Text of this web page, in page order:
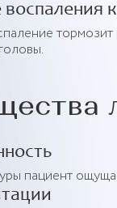
пациент